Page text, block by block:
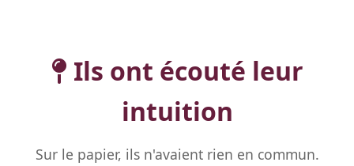
Ils ont écouté leur
intuition
Sur le papier, ils n'avaient rien en commun.